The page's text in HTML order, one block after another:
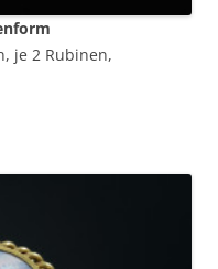
je 2 Rubinen,